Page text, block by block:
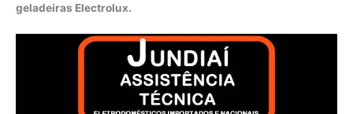
geladeiras Electrolux.